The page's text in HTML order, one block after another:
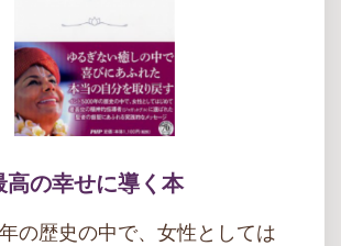
高の幸せに導く本
の歴史の中で、女性としては